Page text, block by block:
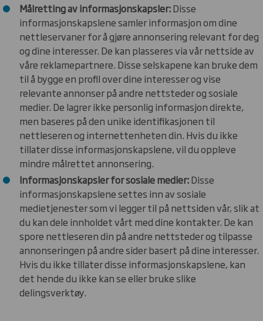
Målretting av informasjonskapsler:Disse
informasjonskapslene samler informasjon om dine
nettleservaner for å gjøre annonsering relevant for deg
og dine interesser. De kan plasseres via vår nettside av
våre reklamepartnere. Disse selskapene kan bruke dem
til å bygge en profil over dine interesser og vise
relevante annonser på andre nettsteder og sosiale
medier. De lagrer ikke personlig informasjon direkte,
men baseres på den unike identifikasjonen til
nettleseren og internettenheten din. Hvis du ikke
tillater disse informasjonskapslene, vil du oppleve
mindre målrettet annonsering.
Informasjonskapsler for sosiale medier:Disse
informasjonskapslene settes inn av sosiale
medietjenester som vi legger til på nettsiden vår, slik at
du kan dele innholdet vårt med dine kontakter. De kan
spore nettleseren din på andre nettsteder og tilpasse
annonseringen på andre sider basert på dine interesser.
Hvis du ikke tillater disse informasjonskapslene, kan
det hende du ikke kan se eller bruke slike
delingsverktøy.